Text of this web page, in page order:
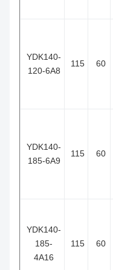
YDK140-
120-6A8
115 60
YDK140-
185-6A9
115 60
YDK140-
185-
4A16
115 60